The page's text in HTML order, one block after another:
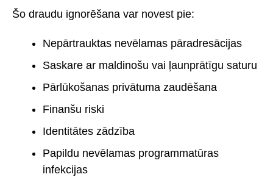
Šo draudu ignorēšana var novest pie:
Nepārtrauktas nevēlamas pāradresācijas
Saskare ar maldinošu vai ļaunprātīgu saturu
Pārlūkošanas privātuma zaudēšana
Finanšu riski
Identitātes zādzība
Papildu nevēlamas programmatūras
infekcijas